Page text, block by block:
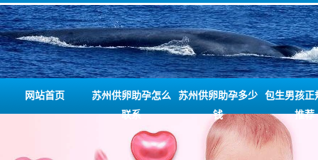
网站首页
苏州供卵助孕怎么
联系
苏州供卵助孕多少
钱
包生男孩正
推荐